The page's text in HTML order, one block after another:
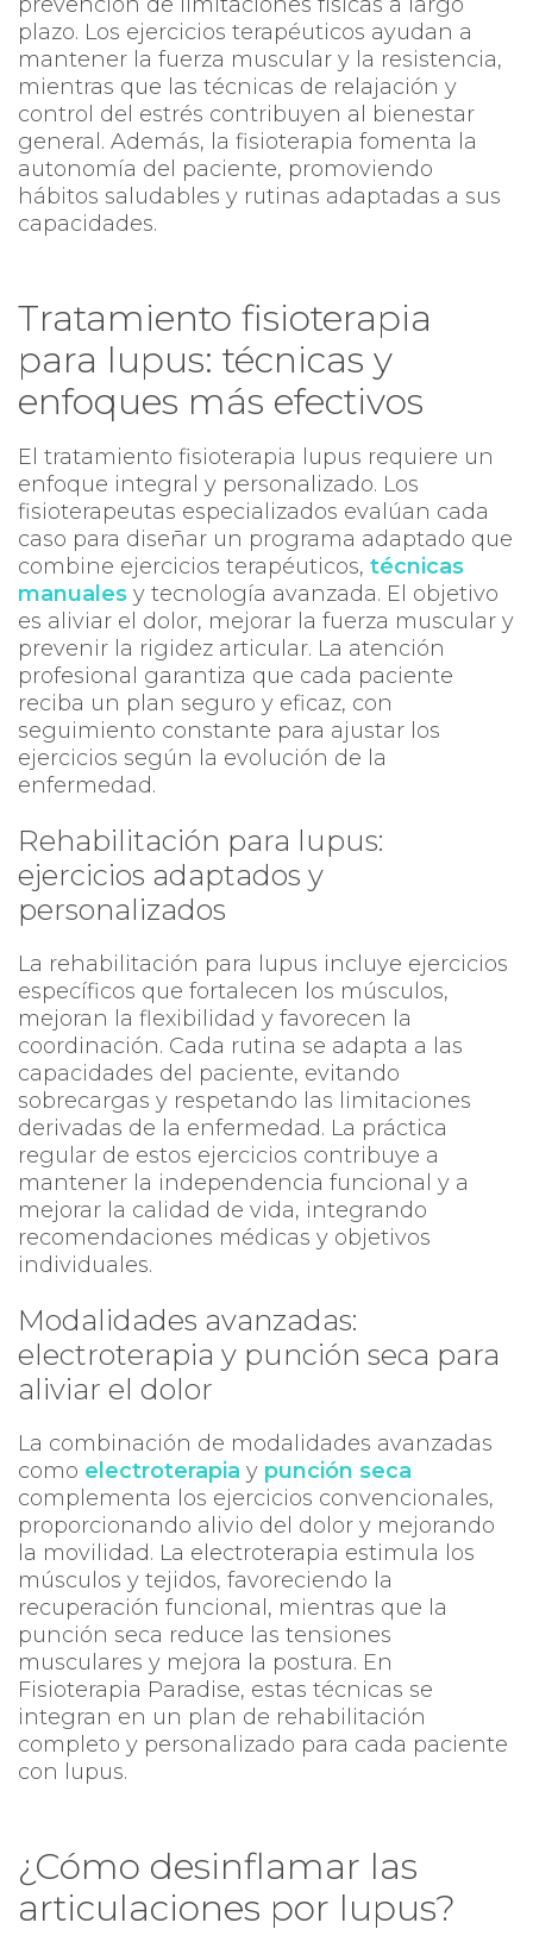
plazo. Los ejercicios terapéuticos ayudan a
mantener la fuerza muscular y la resistencia,
mientras que las técnicas de relajación y
control del estrés contribuyen al bienestar
general. Además, la fisioterapia fomenta la
autonomía del paciente, promoviendo
hábitos saludables y rutinas adaptadas a sus
capacidades.
Tratamiento fisioterapia
para lupus: técnicas y
enfoques más efectivos
El tratamiento fisioterapia lupus requiere un
enfoque integral y personalizado. Los
fisioterapeutas especializados evalúan cada
caso para diseñar un programa adaptado que
combine ejercicios terapéuticos, técnicas
manuales y tecnología avanzada. El objetivo
es aliviar el dolor, mejorar la fuerza muscular y
prevenir la rigidez articular. La atención
profesional garantiza que cada paciente
reciba un plan seguro y eficaz, con
seguimiento constante para ajustar los
ejercicios según la evolución de la
enfermedad.
Rehabilitación para lupus:
ejercicios adaptados y
personalizados
La rehabilitación para lupus incluye ejercicios
específicos que fortalecen los músculos,
mejoran la flexibilidad y favorecen la
coordinación. Cada rutina se adapta a las
capacidades del paciente, evitando
sobrecargas y respetando las limitaciones
derivadas de la enfermedad. La práctica
regular de estos ejercicios contribuye a
mantener la independencia funcional y a
mejorar la calidad de vida, integrando
recomendaciones médicas y objetivos
individuales.
Modalidades avanzadas:
electroterapia y punción seca para
aliviar el dolor
La combinación de modalidades avanzadas
como electroterapia y punción seca
complementa los ejercicios convencionales,
proporcionando alivio del dolor y mejorando
la movilidad. La electroterapia estimula los
músculos y tejidos, favoreciendo la
recuperación funcional, mientras que la
punción seca reduce las tensiones
musculares y mejora la postura. En
Fisioterapia Paradise, estas técnicas se
integran en un plan de rehabilitación
completo y personalizado para cada paciente
con lupus.
¿Cómo desinflamar las
articulaciones por lupus?